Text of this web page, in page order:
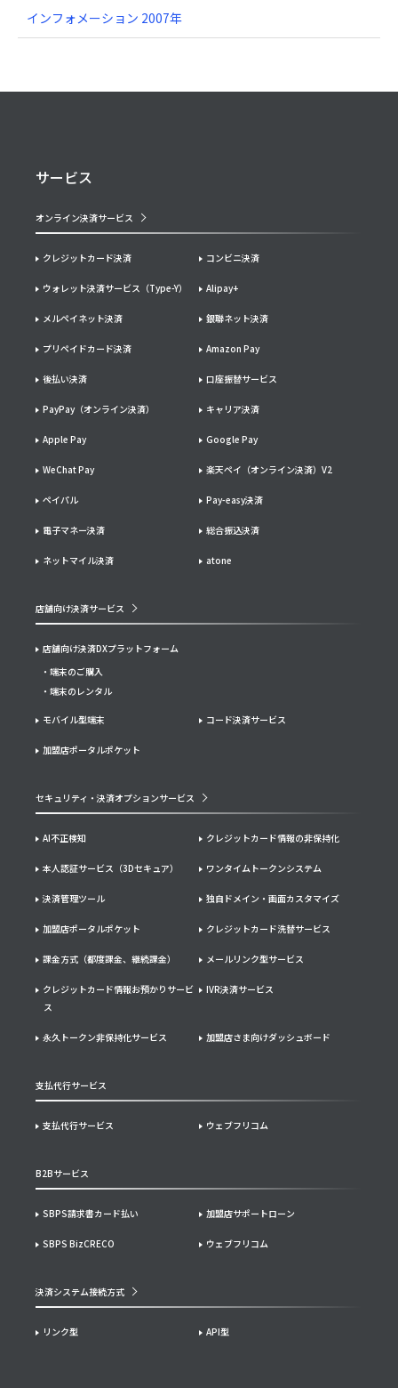
インフォメーション 2007年
サービス
オンライン決済サービス
クレジットカード決済 コンビニ決済
後払い決済
ペイパル
メルペイネット決済 銀聯ネット決済
プリペイドカード決済 Amazon Pay
Apple Pay
口座振替サービス
PayPay（オンライン決済） キャリア決済
ウォレット決済サービス（Type-Y） Alipay+
WeChat Pay 楽天ペイ（オンライン決済）V2
Google Pay
Pay-easy決済
電子マネー決済 総合振込決済
ネットマイル決済 atone
セキュリティ・決済オプションサービス
AI不正検知 クレジットカード情報の非保持化
本人認証サービス（3Dセキュア） ワンタイムトークンシステム
決済管理ツール 独自ドメイン・画面カスタマイズ
加盟店ポータルポケット クレジットカード洗替サービス
課金方式（都度課金、継続課金） メールリンク型サービス
クレジットカード情報お預かりサービ
ス
IVR決済サービス
永久トークン非保持化サービス 加盟店さま向けダッシュボード
店舗向け決済サービス
店舗向け決済DXプラットフォーム
端末のご購入
端末のレンタル
モバイル型端末 コード決済サービス
加盟店ポータルポケット
支払代行サービス
支払代行サービス ウェブフリコム
B2Bサービス
SBPS請求書カード払い 加盟店サポートローン
SBPS BizCRECO ウェブフリコム
決済システム接続方式
リンク型 API型